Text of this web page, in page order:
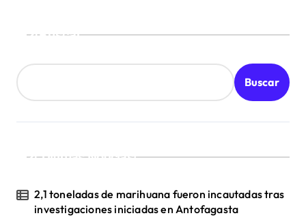
Buscar
Buscar
¡Ultimas Noticias!
2,1 toneladas de marihuana fueron incautadas tras
investigaciones iniciadas en Antofagasta